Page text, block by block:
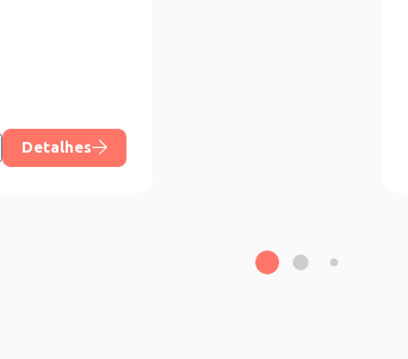
Detalhes